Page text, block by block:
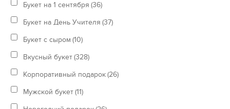
Букет на 1 сентября (36)
Букет на День Учителя (37)
Букет с сыром (10)
Вкусный букет(328)
Корпоративный подарок(26)
Мужской букет(11)